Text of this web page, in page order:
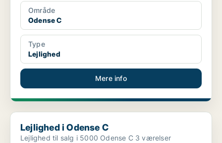
Område
Odense C
Type
Lejlighed
Mere info
Lejlighed i Odense C
Lejlighed i Odense C
Lejlighed til salg i 5000 Odense C 3 værelser